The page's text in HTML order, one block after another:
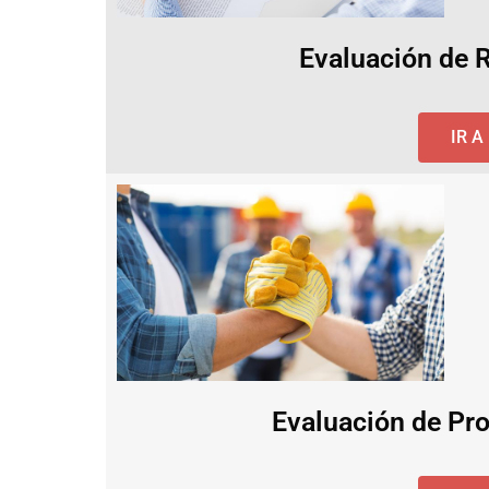
Evaluación de
IR A
Evaluación de